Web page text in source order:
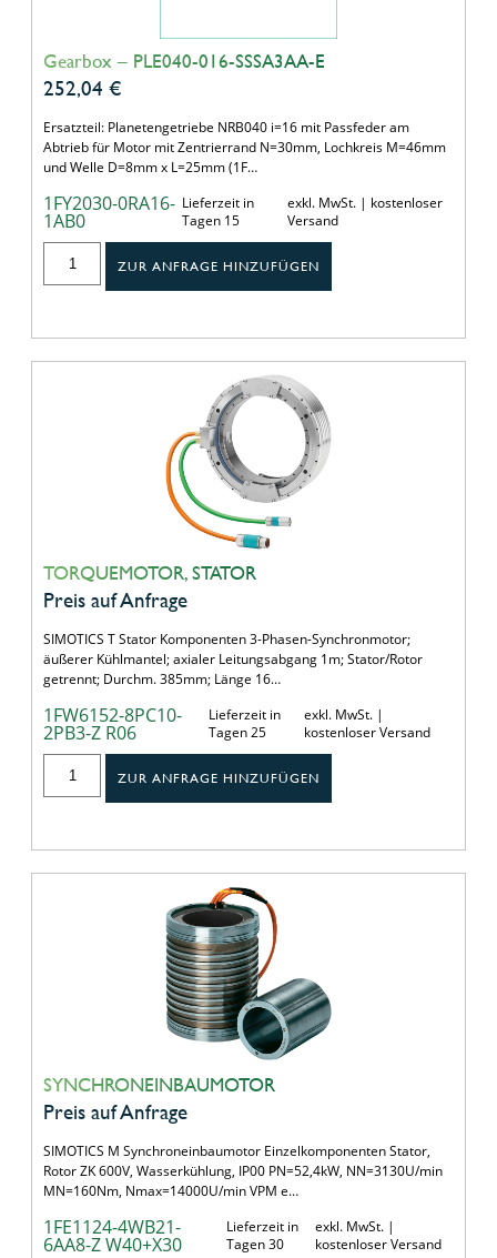
Gearbox – PLE040-016-SSSA3AA-E
252,04 €
Ersatzteil: Planetengetriebe NRB040 i=16 mit Passfeder am
Abtrieb für Motor mit Zentrierrand N=30mm, Lochkreis M=46mm
und Welle D=8mm x L=25mm (1F…
1FY2030-0RA16-
1AB0
Lieferzeit in
Tagen 15
exkl. MwSt. | kostenloser
Versand
ZUR ANFRAGE HINZUFÜGEN
TORQUEMOTOR, STATOR
Preis auf Anfrage
SIMOTICS T Stator Komponenten 3-Phasen-Synchronmotor;
äußerer Kühlmantel; axialer Leitungsabgang 1m; Stator/Rotor
getrennt; Durchm. 385mm; Länge 16…
1FW6152-8PC10-
2PB3-Z R06
Lieferzeit in
Tagen 25
exkl. MwSt. |
kostenloser Versand
ZUR ANFRAGE HINZUFÜGEN
SYNCHRONEINBAUMOTOR
Preis auf Anfrage
SIMOTICS M Synchroneinbaumotor Einzelkomponenten Stator,
Rotor ZK 600V, Wasserkühlung, IP00 PN=52,4kW, NN=3130U/min
MN=160Nm, Nmax=14000U/min VPM e…
1FE1124-4WB21-
6AA8-Z W40+X30
Lieferzeit in
Tagen 30
exkl. MwSt. |
kostenloser Versand